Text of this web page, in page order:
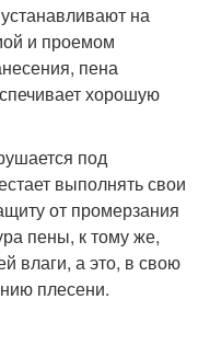
на
и проемом
пена
хорошую
под
выполнять свои
от промерзания
пены, к тому же,
влаги, а это, в свою
плесени.